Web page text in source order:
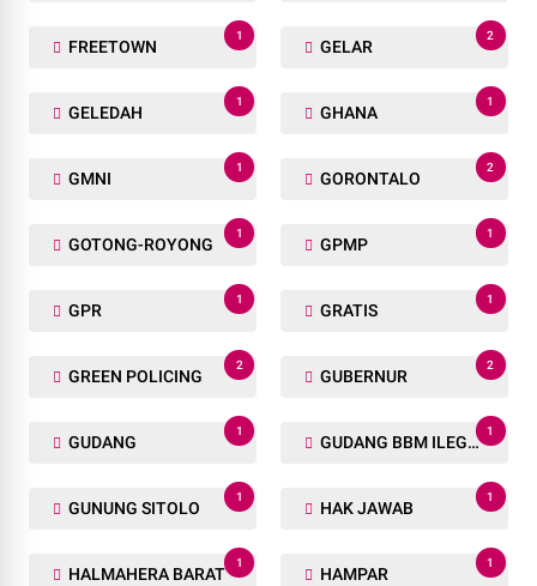
FREETOWN
1
GELAR
2
GELEDAH
1
GHANA
1
GMNI
1
GORONTALO
2
GOTONG-ROYONG
1
GPMP
1
GPR
1
GRATIS
1
GREEN POLICING
2
GUBERNUR
2
GUDANG
1
GUDANG BBM ILEGAL
1
GUNUNG SITOLO
1
HAK JAWAB
1
HALMAHERA BARAT
1
HAMPAR
1